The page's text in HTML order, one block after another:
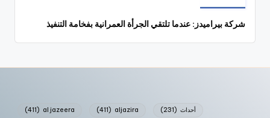
شركة بيراميدز: عندما تلتقي الجرأة العمرانية بفخامة التنفيذ
al jazeera
(411) aljazira
(411) أحداث (231)